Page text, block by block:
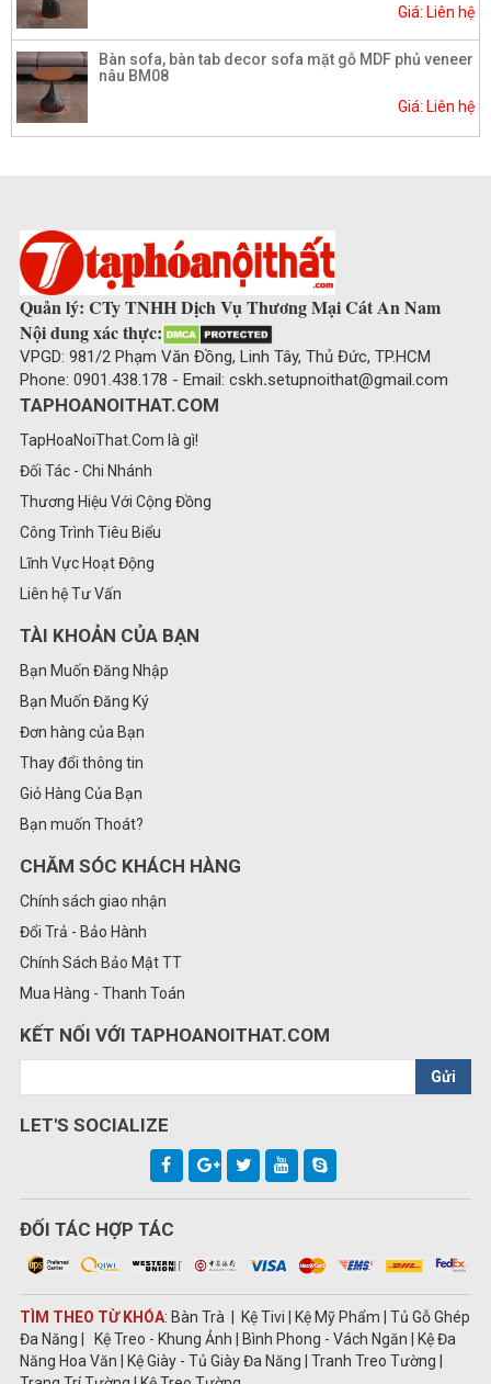
Giá: Liên hệ
Bàn sofa, bàn tab decor sofa mặt gỗ MDF phủ veneer
nâu BM08
Giá: Liên hệ
Quản lý: CTy TNHH Dịch Vụ Thương Mại Cát An Nam
Nội dung xác thực:
VPGD: 981/2 Phạm Văn Đồng, Linh Tây, Thủ Đức, TP.HCM
Phone: 0901.438.178 - Email: cskh.setupnoithat@gmail.com
TAPHOANOITHAT.COM
TapHoaNoiThat.Com là gì!
Đối Tác - Chi Nhánh
Thương Hiệu Với Cộng Đồng
Công Trình Tiêu Biểu
Lĩnh Vực Hoạt Động
Liên hệ Tư Vấn
TÀI KHOẢN CỦA BẠN
Bạn Muốn Đăng Nhập
Bạn Muốn Đăng Ký
Đơn hàng của Bạn
Thay đổi thông tin
Giỏ Hàng Của Bạn
Bạn muốn Thoát?
CHĂM SÓC KHÁCH HÀNG
Chính sách giao nhận
Đổi Trả - Bảo Hành
Chính Sách Bảo Mật TT
Mua Hàng - Thanh Toán
KẾT NỐI VỚI TAPHOANOITHAT.COM
Gửi
LET'S SOCIALIZE
ĐỐI TÁC HỢP TÁC
TÌM THEO TỪ KHÓA: Bàn Trà | Kệ Tivi | Kệ Mỹ Phẩm | Tủ Gỗ Ghép
Đa Năng | Kệ Treo - Khung Ảnh | Bình Phong - Vách Ngăn | Kệ Đa
Năng Hoa Văn | Kệ Giày - Tủ Giày Đa Năng | Tranh Treo Tường |